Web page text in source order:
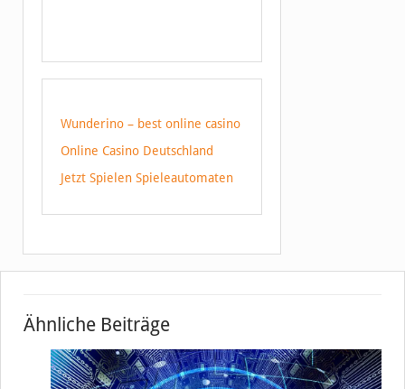
Wunderino – best online casino
Online Casino Deutschland
Jetzt Spielen Spieleautomaten
Ähnliche Beiträge